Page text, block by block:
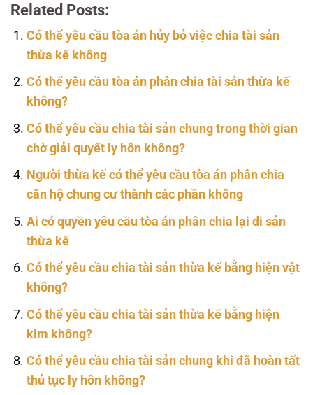
Related Posts:
Có thể yêu cầu tòa án hủy bỏ việc chia tài sản
thừa kế không
Có thể yêu cầu tòa án phân chia tài sản thừa kế
không?
Có thể yêu cầu chia tài sản chung trong thời gian
chờ giải quyết ly hôn không?
Người thừa kế có thể yêu cầu tòa án phân chia
căn hộ chung cư thành các phần không
Ai có quyền yêu cầu tòa án phân chia lại di sản
thừa kế
Có thể yêu cầu chia tài sản thừa kế bằng hiện vật
không?
Có thể yêu cầu chia tài sản thừa kế bằng hiện
kim không?
Có thể yêu cầu chia tài sản chung khi đã hoàn tất
thủ tục ly hôn không?